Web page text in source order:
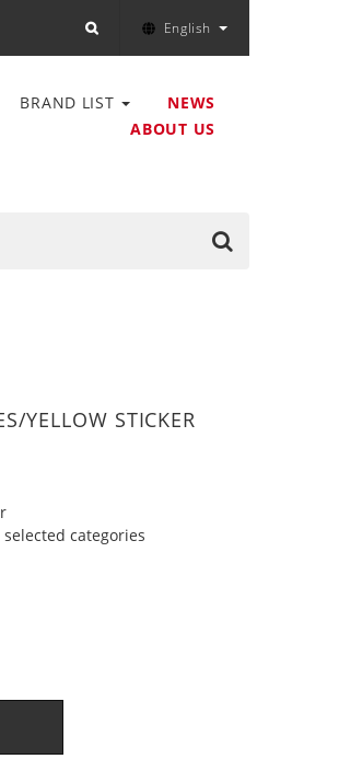
English
BRAND LIST
NEWS
ABOUT US
YELLOW STICKER
selected categories